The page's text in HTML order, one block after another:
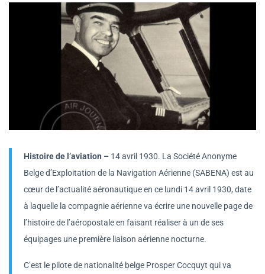
Histoire de l’aviation – 14 avril 1930. La Société Anonyme
Belge d’Exploitation de la Navigation Aérienne (SABENA) est au
cœur de l’actualité aéronautique en ce lundi 14 avril 1930, date
à laquelle la compagnie aérienne va écrire une nouvelle page de
l’histoire de l’aéropostale en faisant réaliser à un de ses
équipages une première liaison aérienne nocturne.
C’est le pilote de nationalité belge Prosper Cocquyt qui va